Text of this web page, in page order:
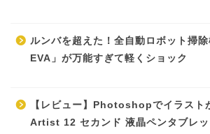
ルンバを超えた！全自動ロボット掃除
EVA」が万能すぎて軽くショック
【レビュー】Photoshopでイラスト
Artist 12 セカンド 液晶ペンタブレッ